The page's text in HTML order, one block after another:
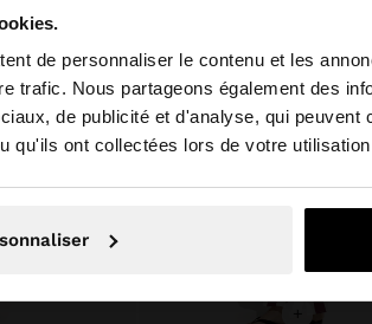
de personnaliser le contenu et les
trafic. Nous partageons également des
de publicité et d'analyse, qui
qu'ils ont collectées lors de votre
site depuis Luxembourg. Voulez-vous
Non, je souhaite rester sur